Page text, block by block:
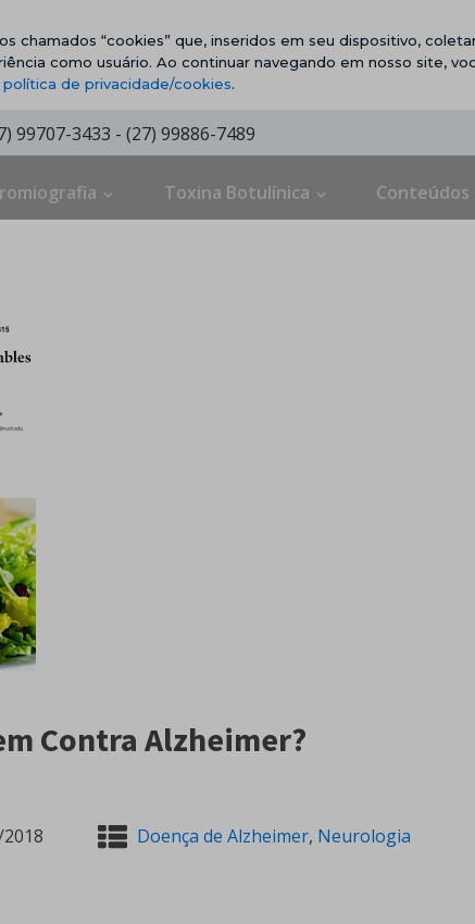
chamados “cookies” que, inseridos em seu dispositivo,
como usuário. Ao continuar navegando em nosso site,
política de privacidade/cookies.
99707-3433 - (27) 99886-7489
Toxina Botulínica Conteúdos
Contra Alzheimer?
Doença de Alzheimer, Neurologia